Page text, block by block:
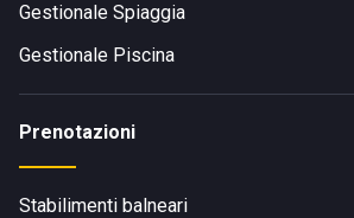
Gestionale Spiaggia
Gestionale Piscina
Prenotazioni
Stabilimenti balneari